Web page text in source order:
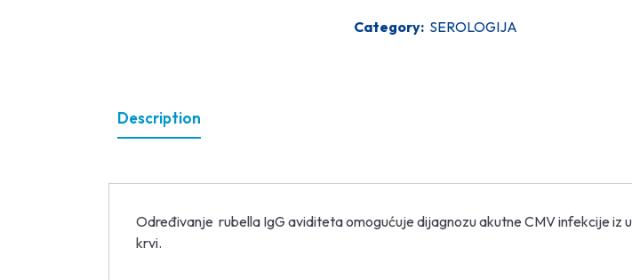
Category: SEROLOGIJA
Description
Određivanje rubella IgG aviditeta omogućuje dijagnozu akutne CMV infekcije iz
krvi.